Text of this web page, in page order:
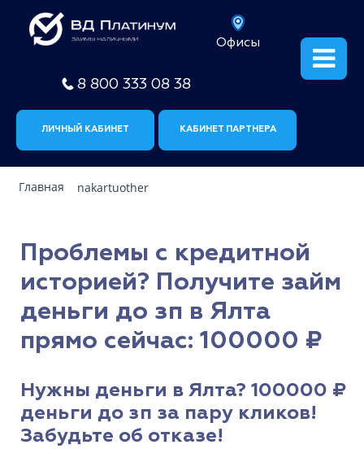
Офисы
8 800 333 08 38
ЛИЧНЫЙ КАБИНЕТ КАБИНЕТ ПАРТНЕРА
Главная nakartuother
Проблемы с кредитной
историей? Получите займ
деньги до зп в Ялта
прямо сейчас: 100000 ₽
Нужны деньги в Ялта? 100000 ₽
деньги до зп за пару кликов!
Забудьте об отказе!